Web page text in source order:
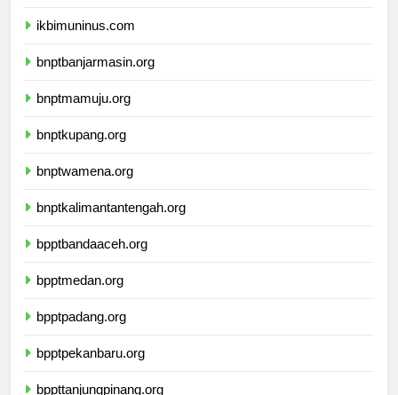
ikbimuninus.com
bnptbanjarmasin.org
bnptmamuju.org
bnptkupang.org
bnptwamena.org
bnptkalimantantengah.org
bpptbandaaceh.org
bpptmedan.org
bpptpadang.org
bpptpekanbaru.org
bppttanjungpinang.org